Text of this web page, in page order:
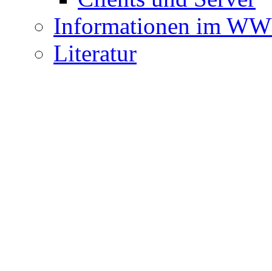
Informationen im
Literatur